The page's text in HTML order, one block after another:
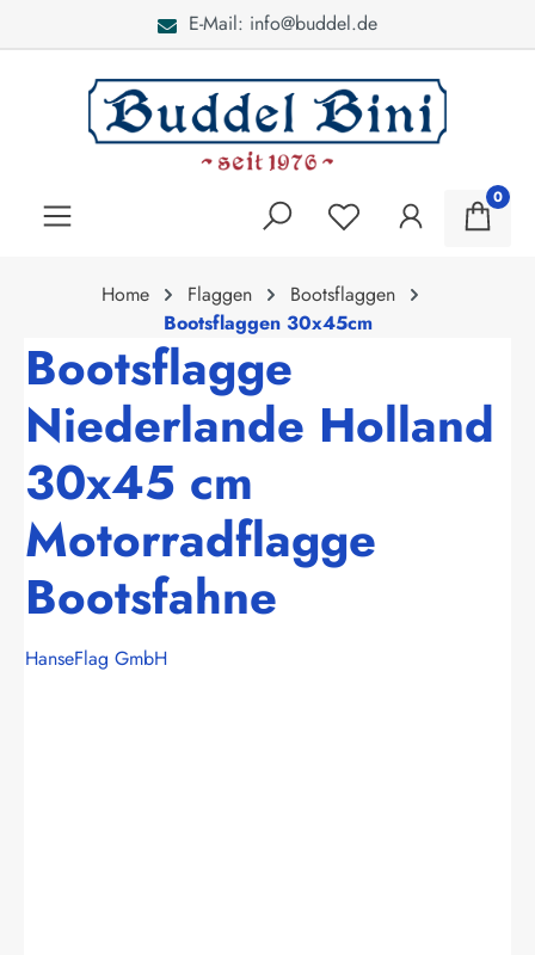
E-Mail: info@buddel.de
0
Home Flaggen
Bootsflaggen
Bootsflaggen 30x45cm
Bootsflagge
Niederlande Holland
30x45 cm
Motorradflagge
Bootsfahne
HanseFlag GmbH